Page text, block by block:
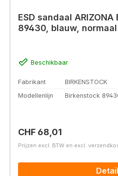
ESD sandaal ARIZONA
89430, blauw, normaal
Beschikbaar
Fabrikant
BIRKENSTOCK
Modellenlijn
Birkenstock
Normale prijs:
CHF 68,01
Prijzen excl. BTW en excl.